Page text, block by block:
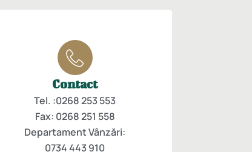
Contact
Tel. :0268 253 553
Fax: 0268 251 558
Departament Vânzări:
0734 443 910